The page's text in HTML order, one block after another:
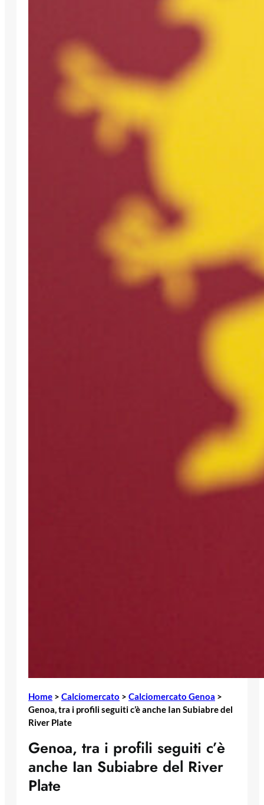
Home > Calciomercato > Calciomercato Genoa >
Genoa, tra i profili seguiti c’è anche Ian Subiabre del
River Plate
Genoa, tra i profili seguiti c’è
anche Ian Subiabre del River
Plate